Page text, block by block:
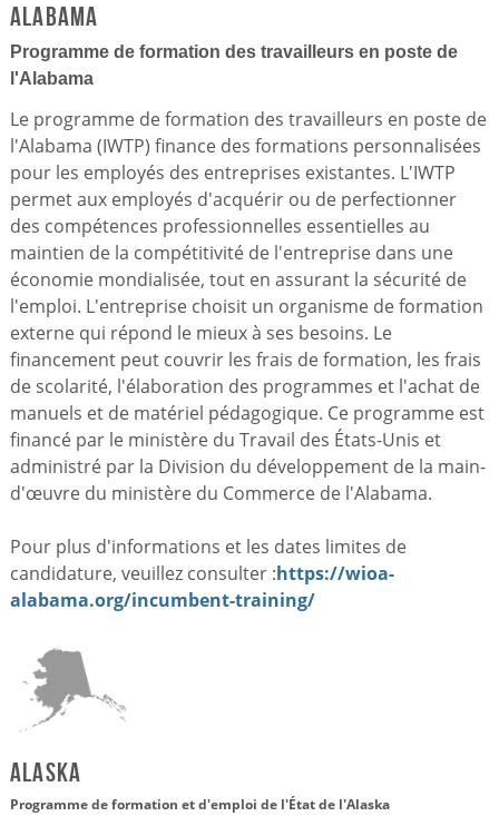
Alabama
Programme de formation des travailleurs en poste de
l'Alabama
Le programme de formation des travailleurs en poste de
l'Alabama (IWTP) finance des formations personnalisées
pour les employés des entreprises existantes. L'IWTP
permet aux employés d'acquérir ou de perfectionner
des compétences professionnelles essentielles au
maintien de la compétitivité de l'entreprise dans une
économie mondialisée, tout en assurant la sécurité de
l'emploi. L'entreprise choisit un organisme de formation
externe qui répond le mieux à ses besoins. Le
financement peut couvrir les frais de formation, les frais
de scolarité, l'élaboration des programmes et l'achat de
manuels et de matériel pédagogique. Ce programme est
financé par le ministère du Travail des États-Unis et
administré par la Division du développement de la main-
d'œuvre du ministère du Commerce de l'Alabama.
Pour plus d'informations et les dates limites de
candidature, veuillez consulter :https://wioa-
alabama.org/incumbent-training/
Alaska
Programme de formation et d'emploi de l'État de l'Alaska